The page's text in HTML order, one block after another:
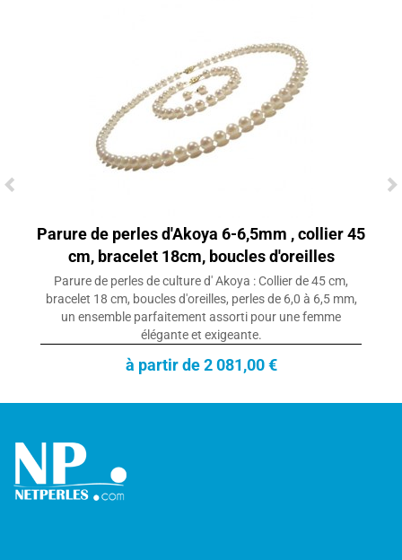
Parure de perles d'Akoya 6-6,5mm , collier 45
cm, bracelet 18cm, boucles d'oreilles
Parure de perles de culture d' Akoya : Collier de 45 cm,
bracelet 18 cm, boucles d'oreilles, perles de 6,0 à 6,5 mm,
un ensemble parfaitement assorti pour une femme
élégante et exigeante.
à partir de 2 081,00 €